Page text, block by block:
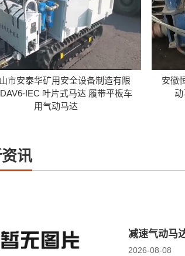
市安泰华矿用安全设备制造有限
IEC 叶片式马达 履带平板车
用气动马达
安徽
讯
减速气动马
2026-08-08